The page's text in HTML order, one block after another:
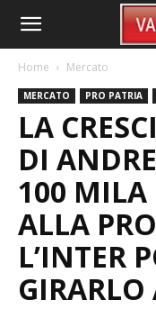
Home Mercato
MERCATO PRO PATRIA
LA
DI
100 MILA
ALLA
L’INTER